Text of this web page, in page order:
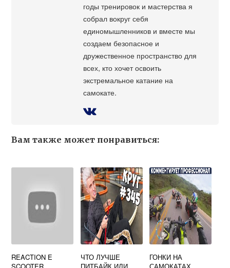
годы тренировок и мастерства я
собрал вокруг себя
единомышленников и вместе мы
создаем безопасное и
дружественное пространство для
всех, кто хочет освоить
экстремальное катание на
самокате.
Вам также может понравиться:
REACTION E
ЧТО ЛУЧШЕ
ГОНКИ НА